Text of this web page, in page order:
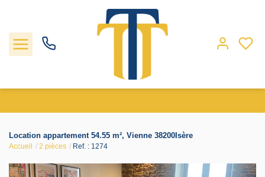
Location appartement 54.55 m², Vienne 38200Isère
Accueil 2 pièces Ref. : 1274